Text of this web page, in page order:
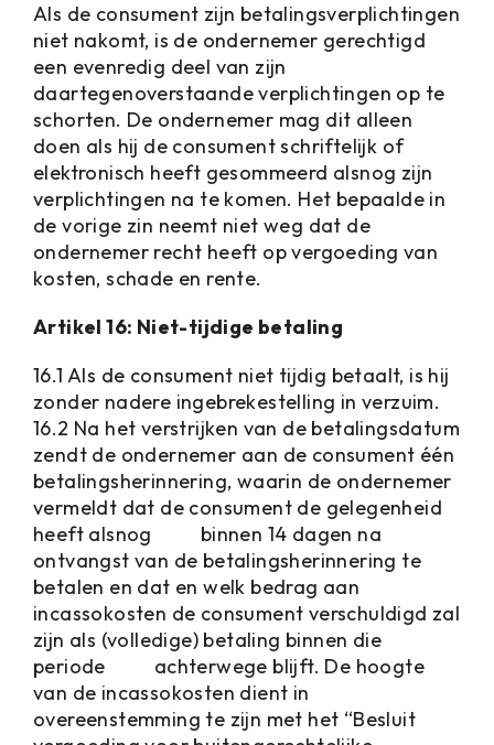
Als de consument zijn betalingsverplichtingen
niet nakomt, is de ondernemer gerechtigd
een evenredig deel van zijn
daartegenoverstaande verplichtingen op te
schorten. De ondernemer mag dit alleen
doen als hij de consument schriftelijk of
elektronisch heeft gesommeerd alsnog zijn
verplichtingen na te komen. Het bepaalde in
de vorige zin neemt niet weg dat de
ondernemer recht heeft op vergoeding van
kosten, schade en rente.
Artikel 16: Niet-tijdige betaling
16.1 Als de consument niet tijdig betaalt, is hij
zonder nadere ingebrekestelling in verzuim.
16.2 Na het verstrijken van de betalingsdatum
zendt de ondernemer aan de consument één
betalingsherinnering, waarin de ondernemer
vermeldt dat de consument de gelegenheid
heeft alsnog binnen 14 dagen na
ontvangst van de betalingsherinnering te
betalen en dat en welk bedrag aan
incassokosten de consument verschuldigd zal
zijn als (volledige) betaling binnen die
periode achterwege blijft. De hoogte
van de incassokosten dient in
overeenstemming te zijn met het “Besluit